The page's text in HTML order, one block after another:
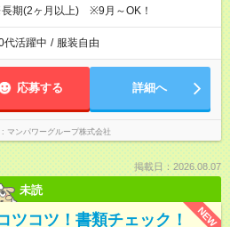
期(2ヶ月以上) ※9月～OK！
代活躍中 / 服装自由
応募する 詳細へ
マンパワーグループ株式会社
掲載日：2026.08.07
未読
NEW
ツコツ！書類チェック！